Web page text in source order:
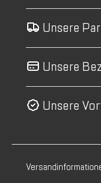
Unsere
Unsere
Unsere